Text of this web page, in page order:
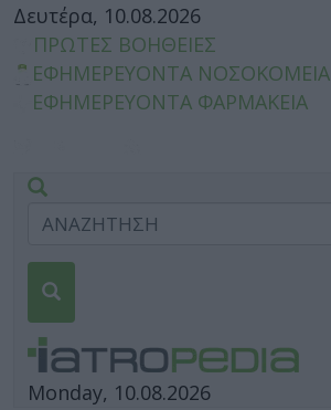
Δευτέρα, 10.08.2026
ΠΡΩΤΕΣ ΒΟΗΘΕΙΕΣ
ΕΦΗΜΕΡΕΥΟΝΤΑ ΝΟΣΟΚΟΜΕΙΑ
ΕΦΗΜΕΡΕΥΟΝΤΑ ΦΑΡΜΑΚΕΙΑ
Monday, 10.08.2026